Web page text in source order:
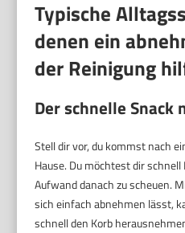
Typische
denen ein
der Reinigung
Der schnelle Snack
Stell dir vor, du kommst nach
Hause. Du möchtest dir
Aufwand danach zu scheuen.
sich einfach abnehmen lässt,
schnell den Korb